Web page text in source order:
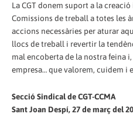
La CGT donem suport a la
Comissions de treball a totes les
accions necessàries per aturar
llocs de treball i revertir la
mal encoberta de la nostra feina
empresa… que valorem, cuidem i
Secció Sindical de CGT-CCMA
Sant Joan Despí, 27 de març del